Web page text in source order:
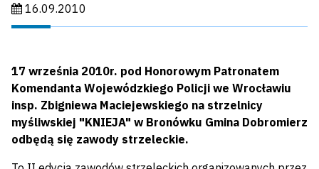
Data publikacji:
16.09.2010
17 września 2010r. pod Honorowym Patronatem
Komendanta Wojewódzkiego Policji we Wrocławiu
insp. Zbigniewa Maciejewskiego na strzelnicy
myśliwskiej "KNIEJA" w Bronówku Gmina Dobromierz
odbędą się zawody strzeleckie.